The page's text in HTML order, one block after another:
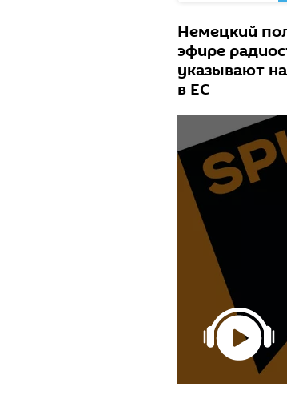
Немецкий
эфире
указывают
в ЕС